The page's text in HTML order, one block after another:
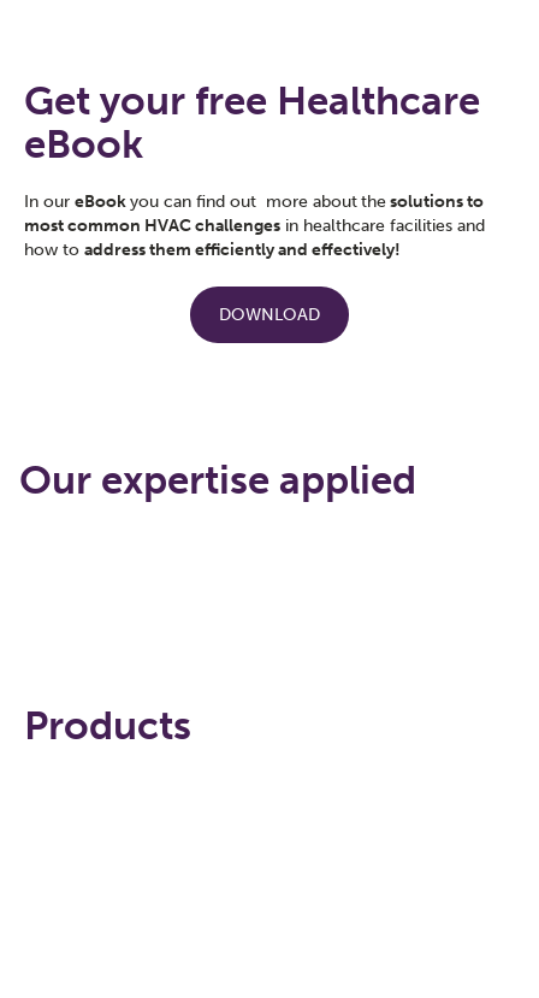
Get your free Healthcare
eBook
In our eBookyou can find out more aboutthesolutions to
most common HVAC challenges in healthcare facilities and
how to address them efficiently and effectively!
DOWNLOAD
Our expertise applied
Products